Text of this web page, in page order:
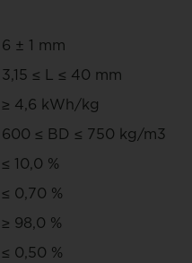
6 ± 1 mm
3,15 ≤ L ≤ 40 mm
≥ 4,6 kWh/kg
600 ≤ BD ≤ 750 kg/m3
≤ 10,0 %
≤ 0,70 %
≥ 98,0 %
≤ 0,50 %